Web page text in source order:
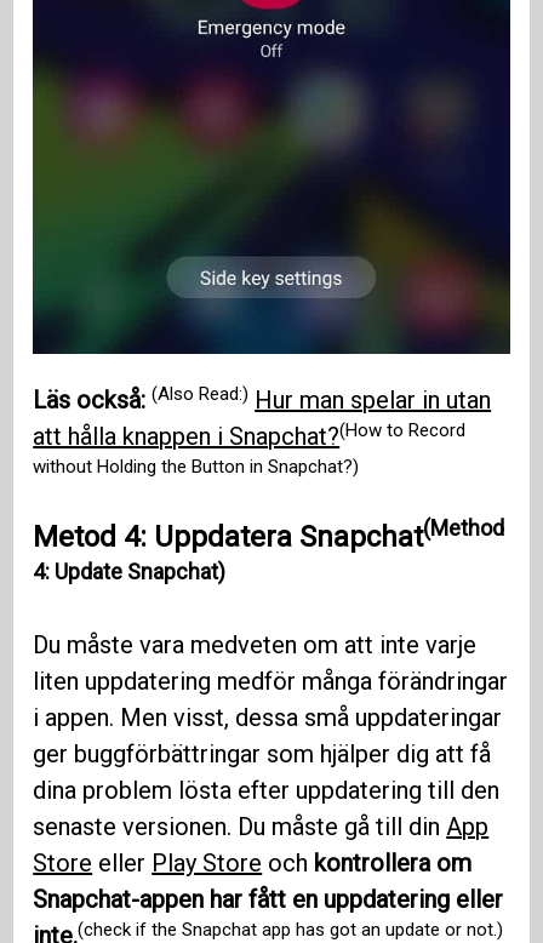
Läs också:(Also Read:) Hur man spelar in utan
att hålla knappen i Snapchat?(How to Record
without Holding the Button in Snapchat?)
Metod 4: Uppdatera Snapchat(Method
4: Update Snapchat)
Du måste vara medveten om att inte varje
liten uppdatering medför många förändringar
i appen. Men visst, dessa små uppdateringar
ger buggförbättringar som hjälper dig att få
dina problem lösta efter uppdatering till den
senaste versionen. Du måste gå till dinApp
Store eller Play Store och kontrollera om
Snapchat-appen har fått en uppdatering eller
inte.(check if the Snapchat app has got an update or not.)